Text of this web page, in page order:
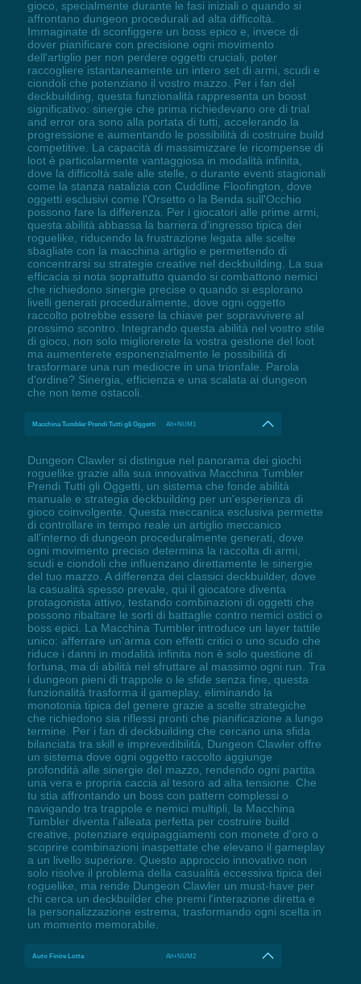
gioco, specialmente durante le fasi iniziali o quando si
affrontano dungeon procedurali ad alta difficoltà.
Immaginate di sconfiggere un boss epico e, invece di
dover pianificare con precisione ogni movimento
dell'artiglio per non perdere oggetti cruciali, poter
raccogliere istantaneamente un intero set di armi, scudi e
ciondoli che potenziano il vostro mazzo. Per i fan del
deckbuilding, questa funzionalità rappresenta un boost
significativo: sinergie che prima richiedevano ore di trial
and error ora sono alla portata di tutti, accelerando la
progressione e aumentando le possibilità di costruire build
competitive. La capacità di massimizzare le ricompense di
loot è particolarmente vantaggiosa in modalità infinita,
dove la difficoltà sale alle stelle, o durante eventi stagionali
come la stanza natalizia con Cuddline Floofington, dove
oggetti esclusivi come l'Orsetto o la Benda sull'Occhio
possono fare la differenza. Per i giocatori alle prime armi,
questa abilità abbassa la barriera d'ingresso tipica dei
roguelike, riducendo la frustrazione legata alle scelte
sbagliate con la macchina artiglio e permettendo di
concentrarsi su strategie creative nel deckbuilding. La sua
efficacia si nota soprattutto quando si combattono nemici
che richiedono sinergie precise o quando si esplorano
livelli generati proceduralmente, dove ogni oggetto
raccolto potrebbe essere la chiave per sopravvivere al
prossimo scontro. Integrando questa abilità nel vostro stile
di gioco, non solo migliorerete la vostra gestione del loot
ma aumenterete esponenzialmente le possibilità di
trasformare una run mediocre in una trionfale. Parola
d'ordine? Sinergia, efficienza e una scalata ai dungeon
che non teme ostacoli.
Macchina Tumbler Prendi Tutti gli Oggetti Alt+NUM1
Dungeon Clawler si distingue nel panorama dei giochi
roguelike grazie alla sua innovativa Macchina Tumbler
Prendi Tutti gli Oggetti, un sistema che fonde abilità
manuale e strategia deckbuilding per un'esperienza di
gioco coinvolgente. Questa meccanica esclusiva permette
di controllare in tempo reale un artiglio meccanico
all'interno di dungeon proceduralmente generati, dove
ogni movimento preciso determina la raccolta di armi,
scudi e ciondoli che influenzano direttamente le sinergie
del tuo mazzo. A differenza dei classici deckbuilder, dove
la casualità spesso prevale, qui il giocatore diventa
protagonista attivo, testando combinazioni di oggetti che
possono ribaltare le sorti di battaglie contro nemici ostici o
boss epici. La Macchina Tumbler introduce un layer tattile
unico: afferrare un'arma con effetti critici o uno scudo che
riduce i danni in modalità infinita non è solo questione di
fortuna, ma di abilità nel sfruttare al massimo ogni run. Tra
i dungeon pieni di trappole o le sfide senza fine, questa
funzionalità trasforma il gameplay, eliminando la
monotonia tipica del genere grazie a scelte strategiche
che richiedono sia riflessi pronti che pianificazione a lungo
termine. Per i fan di deckbuilding che cercano una sfida
bilanciata tra skill e imprevedibilità, Dungeon Clawler offre
un sistema dove ogni oggetto raccolto aggiunge
profondità alle sinergie del mazzo, rendendo ogni partita
una vera e propria caccia al tesoro ad alta tensione. Che
tu stia affrontando un boss con pattern complessi o
navigando tra trappole e nemici multipli, la Macchina
Tumbler diventa l'alleata perfetta per costruire build
creative, potenziare equipaggiamenti con monete d'oro o
scoprire combinazioni inaspettate che elevano il gameplay
a un livello superiore. Questo approccio innovativo non
solo risolve il problema della casualità eccessiva tipica dei
roguelike, ma rende Dungeon Clawler un must-have per
chi cerca un deckbuilder che premi l'interazione diretta e
la personalizzazione estrema, trasformando ogni scelta in
un momento memorabile.
Auto Finire Lotta Alt+NUM2